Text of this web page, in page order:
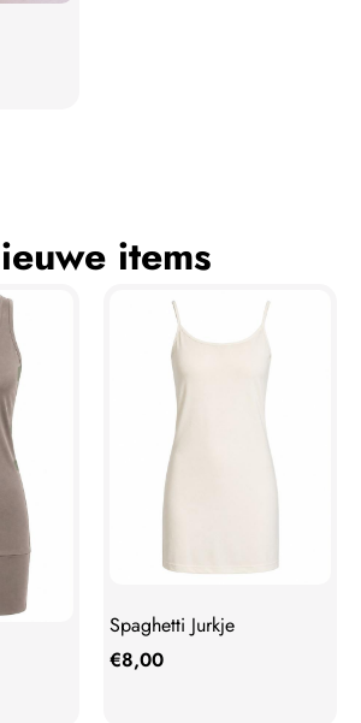
items
Spaghetti Jurkje
€8,00